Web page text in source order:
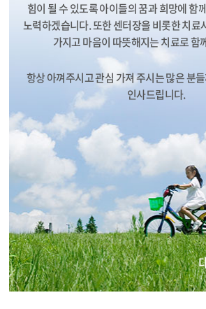
힘이 될 수 있도록아이들의 꿈과 희망에 함
노력하겠습니다. 또한 센터장을 비롯한 치료
가지고 마음이 따뜻해지는 치료로 함
항상 아껴주시고 관심 가져 주시는 많은 분
인사드립니다.